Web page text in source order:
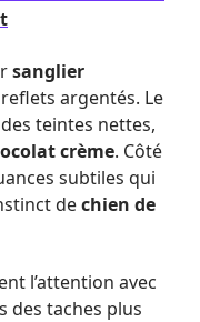
sanglier
argentés. Le
teintes nettes,
crème. Côté
subtiles qui
dechien de
l’attention avec
des taches plus